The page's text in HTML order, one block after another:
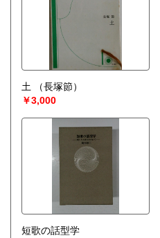
土
（長塚節）
￥3,000
短歌の話型学